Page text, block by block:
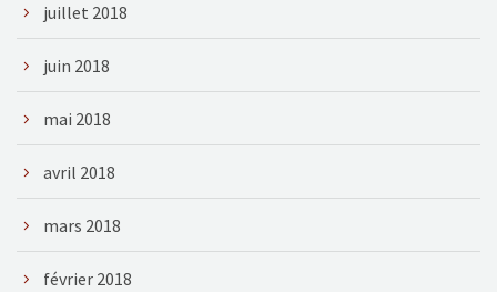
juillet 2018
juin 2018
mai 2018
avril 2018
mars 2018
février 2018